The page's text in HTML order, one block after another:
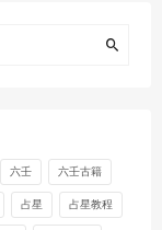
六壬 六壬古籍
占星 占星教程